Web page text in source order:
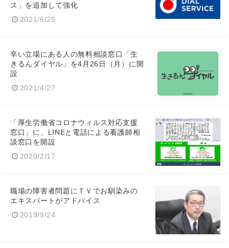
ス」を追加して強化
2021/6/25
辛い立場にある人の無料相談窓口「生
きるんダイヤル」を4月26日（月）に開
設
2021/4/27
「厚生労働省コロナウィルス対応支援
窓口」に、LINEと電話による看護師相
談窓口を開設
2020/2/17
職場の障害者問題にＴＶでお馴染みの
エキスパートがアドバイス
2019/9/24